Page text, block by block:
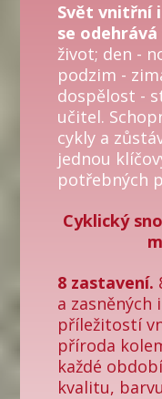
Svět vnitřní
se odehrává
život; den -
podzim -
dospělost -
učitel.
cykly a
jednou
potřebných
Cyklický
8 zastavení.
a zasněných
příležitostí
příroda
každé
kvalitu,